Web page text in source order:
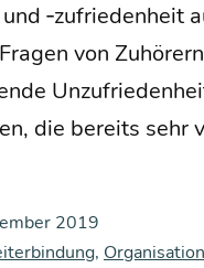
‑zufrie­den­heit
von
die bereits sehr
2019
, Organisation